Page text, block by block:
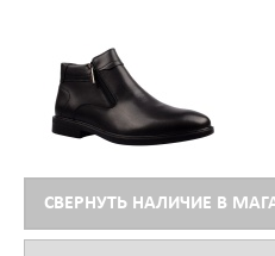
СВЕРНУТЬ НАЛИЧИЕ В